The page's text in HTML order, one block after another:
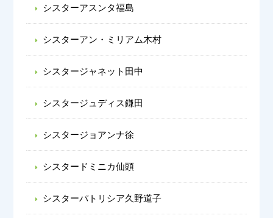
シスターアスンタ福島
シスターアン・ミリアム木村
シスタージャネット田中
シスタージュディス鎌田
シスタージョアンナ徐
シスタードミニカ仙頭
シスターパトリシア久野道子